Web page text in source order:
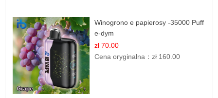
Winogrono e papierosy -35000 Puff
e-dym
zł 70.00
Cena oryginalna：zł 160.00